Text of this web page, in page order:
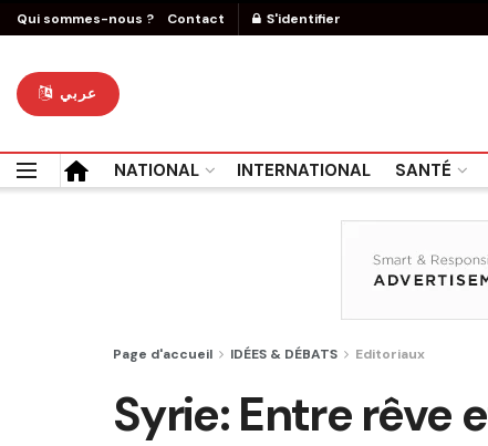
Qui sommes-nous ? Contact S'identifier
عربي
NATIONAL INTERNATIONAL SANTÉ
Page d'accueil IDÉES & DÉBATS Editoriaux
Syrie: Entre rêve